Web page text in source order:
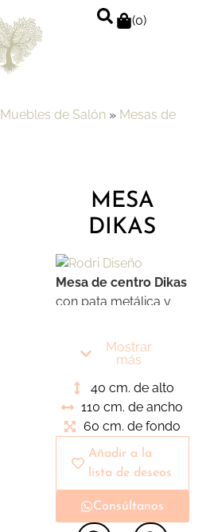
(0)
Muebles de Salón » Mesas de
MESA
DIKAS
Mesa de centro Dikas
con pata metálica y
ideal para ambientes
industriales.
Mostrar
más
40 cm. de alto
110 cm. de ancho
60 cm. de fondo
Añadir a la
lista de deseos
Consúltanos